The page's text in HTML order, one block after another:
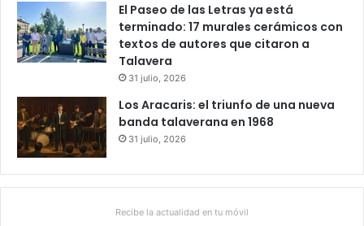
El Paseo de las Letras ya está
terminado: 17 murales cerámicos con
textos de autores que citaron a
Talavera
31 julio, 2026
Los Aracaris: el triunfo de una nueva
banda talaverana en 1968
31 julio, 2026
Recibe la actualidad en tu móvil